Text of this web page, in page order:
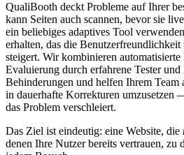
QualiBooth deckt Probleme auf Ihrer
kann Seiten auch scannen, bevor sie
ein beliebiges adaptives Tool
erhalten, das die
steigert. Wir kombinieren
Evaluierung durch erfahrene Tester
Behinderungen und helfen Ihrem Team
in dauerhafte Korrekturen umzusetzen
das Problem verschleiert.
Das Ziel ist eindeutig: eine Website, die
denen Ihre Nutzer bereits vertrauen, zu